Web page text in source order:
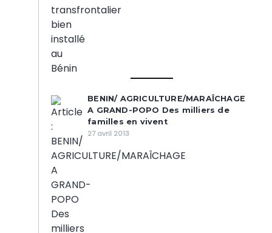
BENIN/ AGRICULTURE/MARAÎCHAGE
A GRAND-POPO Des milliers de
familles en vivent
27 avril 2013